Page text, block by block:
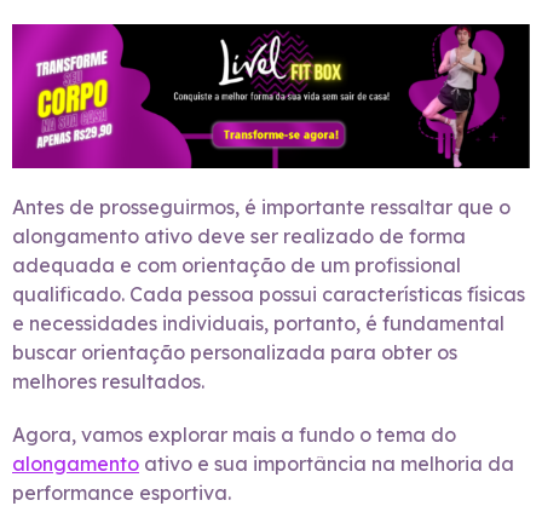
Antes de prosseguirmos, é importante ressaltar que o
alongamento ativo deve ser realizado de forma
adequada e com orientação de um profissional
qualificado. Cada pessoa possui características físicas
e necessidades individuais, portanto, é fundamental
buscar orientação personalizada para obter os
melhores resultados.
Agora, vamos explorar mais a fundo o tema do
alongamento ativo e sua importância na melhoria da
performance esportiva.